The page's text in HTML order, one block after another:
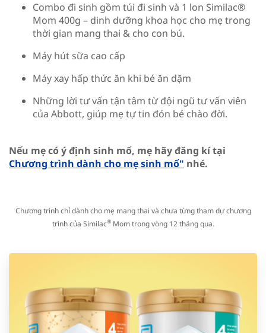
Combo đi sinh gồm túi đi sinh và 1 lon Similac®
Mom 400g – dinh dưỡng khoa học cho mẹ trong
thời gian mang thai & cho con bú.
Máy hút sữa cao cấp
Máy xay hấp thức ăn khi bé ăn dặm
Những lời tư vấn tận tâm từ đội ngũ tư vấn viên
của Abbott, giúp mẹ tự tin đón bé chào đời.
Nếu mẹ có ý định sinh mổ, mẹ hãy đăng kí tại
Chương trình dành cho mẹsinh mổ" nhé.
Chương trình chỉ dành cho mẹ mang thai và chưa từng tham dự chương
trình của Similac®Mom trong vòng 12 tháng qua.